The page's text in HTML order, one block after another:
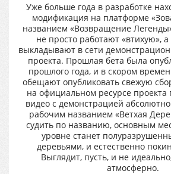
Уже больше года в разработке
модификация на платформе
названием «Возвращение
не просто работают «втихую»,
выкладывают в сети
проекта. Прошлая бета была
прошлого года, и в скором
обещают опубликовать свежую
на официальном ресурсе проекта
видео с демонстрацией
рабочим названием «Ветхая
судить по названию, основным
уровне станет
деревьями, и естественно
Выглядит, пусть, и не
атмосферно.